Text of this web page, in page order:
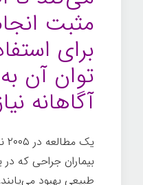
مثبت
برای
توان آن
آگاهانه
بیماران جراحی که در
طبیعی بهبود